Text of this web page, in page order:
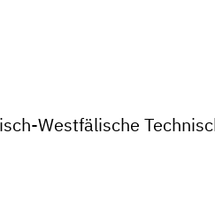
Westfälische